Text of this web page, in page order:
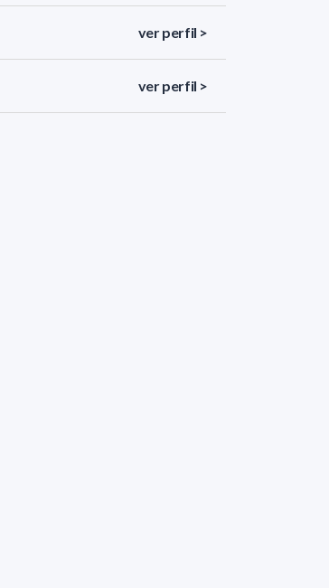
ver perfil >
ver perfil >